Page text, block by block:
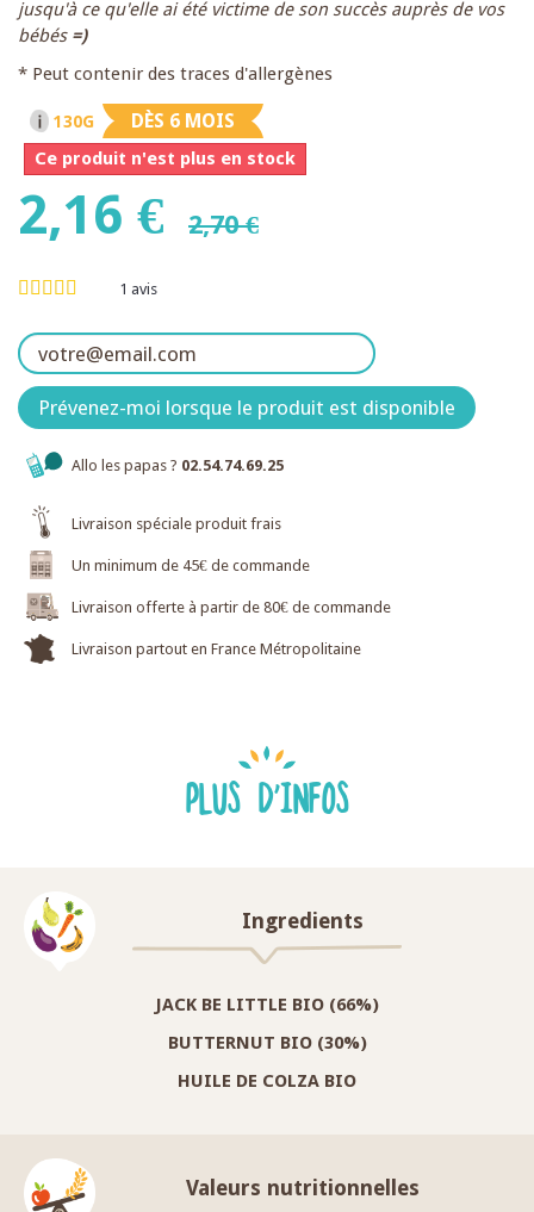
jusqu'à ce qu'elle ai été victime de son succès auprès de vos
bébés =)
* Peut contenir des traces d'allergènes
130G DÈS 6 MOIS
Ce produit n'est plus en stock
2,16 € 2,70 €
1 avis
Prévenez-moi lorsque le produit est disponible
Allo les papas ? 02.54.74.69.25
Livraison spéciale produit frais
Un minimum de 45€ de commande
Livraison offerte à partir de 80€ de commande
Livraison partout en France Métropolitaine
PLUS D'INFOS
Ingredients
JACK BE LITTLE BIO (66%)
BUTTERNUT BIO (30%)
HUILE DE COLZA BIO
Valeurs nutritionnelles